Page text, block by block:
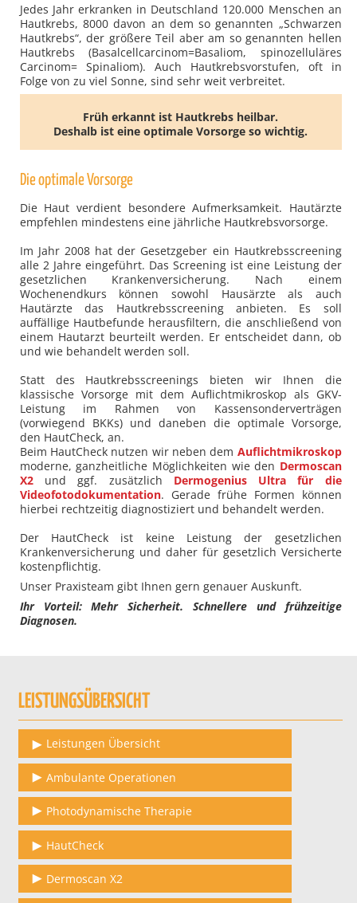
Jedes Jahr erkranken in Deutschland 120.000 Menschen an
Hautkrebs, 8000 davon an dem so genannten „Schwarzen
Hautkrebs“, der größere Teil aber am so genannten hellen
Hautkrebs (Basalcellcarcinom=Basaliom, spinozelluläres
Carcinom= Spinaliom). Auch Hautkrebsvorstufen, oft in
Folge von zu viel Sonne, sind sehr weit verbreitet.
Früh erkannt ist Hautkrebs heilbar.
Deshalb ist eine optimale Vorsorge so wichtig.
Die optimale Vorsorge
Die Haut verdient besondere Aufmerksamkeit. Hautärzte
empfehlen mindestens eine jährliche Hautkrebsvorsorge.
Im Jahr 2008 hat der Gesetzgeber ein Hautkrebsscreening
alle 2 Jahre eingeführt. Das Screening ist eine Leistung der
gesetzlichen Krankenversicherung. Nach einem
Wochenendkurs können sowohl Hausärzte als auch
Hautärzte das Hautkrebsscreening anbieten. Es soll
auffällige Hautbefunde herausfiltern, die anschließend von
einem Hautarzt beurteilt werden. Er entscheidet dann, ob
und wie behandelt werden soll.
Statt des Hautkrebsscreenings bieten wir Ihnen die
klassische Vorsorge mit dem Auflichtmikroskop als GKV-
Leistung im Rahmen von Kassensonderverträgen
(vorwiegend BKKs) und daneben die optimale Vorsorge,
den HautCheck, an.
Beim HautCheck nutzen wir neben dem Auflichtmikroskop
moderne, ganzheitliche Möglichkeiten wie den Dermoscan
X2
und ggf. zusätzlich Dermogenius Ultra für die
Videofotodokumentation. Gerade frühe Formen können
hierbei rechtzeitig diagnostiziert und behandelt werden.
Der HautCheck ist keine Leistung der gesetzlichen
Krankenversicherung und daher für gesetzlich Versicherte
kostenpflichtig.
Unser Praxisteam gibt Ihnen gern genauer Auskunft.
Ihr Vorteil: Mehr Sicherheit. Schnellere und frühzeitige
Diagnosen.
LEISTUNGSÜBERSICHT
Leistungen Übersicht
Ambulante Operationen
Photodynamische Therapie
HautCheck
Dermoscan X2